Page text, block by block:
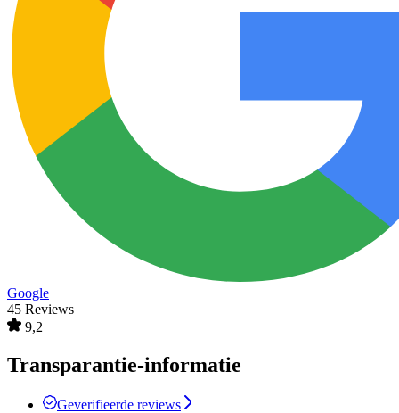
Google
45 Reviews
9,2
Transparantie-informatie
Geverifieerde reviews